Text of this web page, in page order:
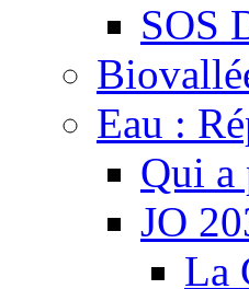
SOS
Eau :
Qui a
JO
La